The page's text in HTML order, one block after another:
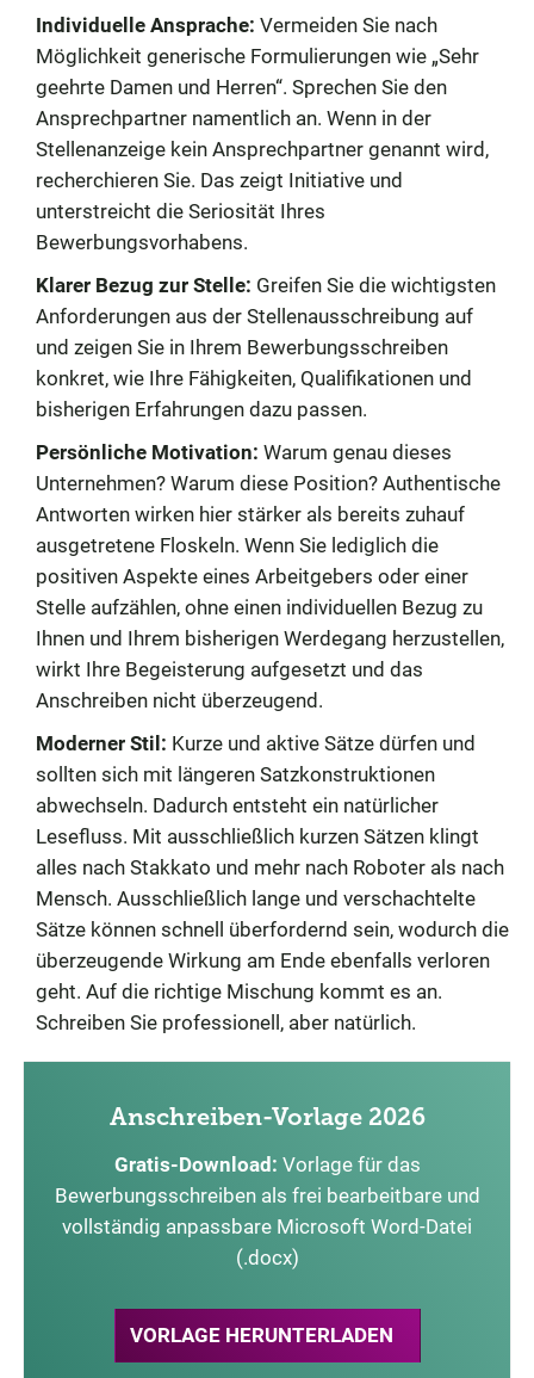
Individuelle Ansprache: Vermeiden Sie nach
Möglichkeit generische Formulierungen wie „Sehr
geehrte Damen und Herren“. Sprechen Sie den
Ansprechpartner namentlich an. Wenn in der
Stellenanzeige kein Ansprechpartner genannt wird,
recherchieren Sie. Das zeigt Initiative und
unterstreicht die Seriosität Ihres
Bewerbungsvorhabens.
Klarer Bezug zur Stelle: Greifen Sie die wichtigsten
Anforderungen aus der Stellenausschreibung auf
und zeigen Sie in Ihrem Bewerbungsschreiben
konkret, wie Ihre Fähigkeiten, Qualifikationen und
bisherigen Erfahrungen dazu passen.
Persönliche Motivation: Warum genau dieses
Unternehmen? Warum diese Position? Authentische
Antworten wirken hier stärker als bereits zuhauf
ausgetretene Floskeln. Wenn Sie lediglich die
positiven Aspekte eines Arbeitgebers oder einer
Stelle aufzählen, ohne einen individuellen Bezug zu
Ihnen und Ihrem bisherigen Werdegang herzustellen,
wirkt Ihre Begeisterung aufgesetzt und das
Anschreiben nicht überzeugend.
Moderner Stil: Kurze und aktive Sätze dürfen und
sollten sich mit längeren Satzkonstruktionen
abwechseln. Dadurch entsteht ein natürlicher
Lesefluss. Mit ausschließlich kurzen Sätzen klingt
alles nach Stakkato und mehr nach Roboter als nach
Mensch. Ausschließlich lange und verschachtelte
Sätze können schnell überfordernd sein, wodurch die
überzeugende Wirkung am Ende ebenfalls verloren
geht. Auf die richtige Mischung kommt es an.
Schreiben Sie professionell, aber natürlich.
Anschreiben-Vorlage 2026
Gratis-Download: Vorlage für das
Bewerbungsschreiben als frei bearbeitbare und
vollständig anpassbare Microsoft Word-Datei
(.docx)
VORLAGE HERUNTERLADEN